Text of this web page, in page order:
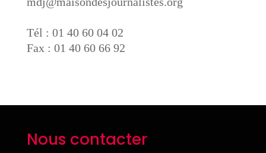
Tél : 01 40 60 04 02
Fax : 01 40 60 66 92
Nous contacter